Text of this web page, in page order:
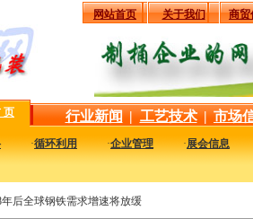
网站首页 关于我们 商贸
页 行业新闻 | 工艺技术 | 市场
·循环利用 ·企业管理 ·展会信息
年后全球钢铁需求增速将放缓